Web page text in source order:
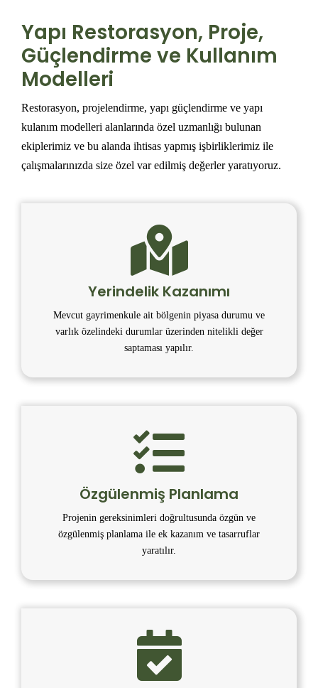
Yapı Restorasyon, Proje,
Güçlendirme ve Kullanım
Modelleri
Restorasyon, projelendirme, yapı güçlendirme ve yapı
kulanım modelleri alanlarında özel uzmanlığı bulunan
ekiplerimiz ve bu alanda ihtisas yapmış işbirliklerimiz ile
çalışmalarınızda size özel var edilmiş değerler yaratıyoruz.
Yerindelik Kazanımı
Mevcut gayrimenkule ait bölgenin piyasa durumu ve
varlık özelindeki durumlar üzerinden nitelikli değer
saptaması yapılır.
Özgülenmiş Planlama
Projenin gereksinimleri doğrultusunda özgün ve
özgülenmiş planlama ile ek kazanım ve tasarruflar
yaratılır.